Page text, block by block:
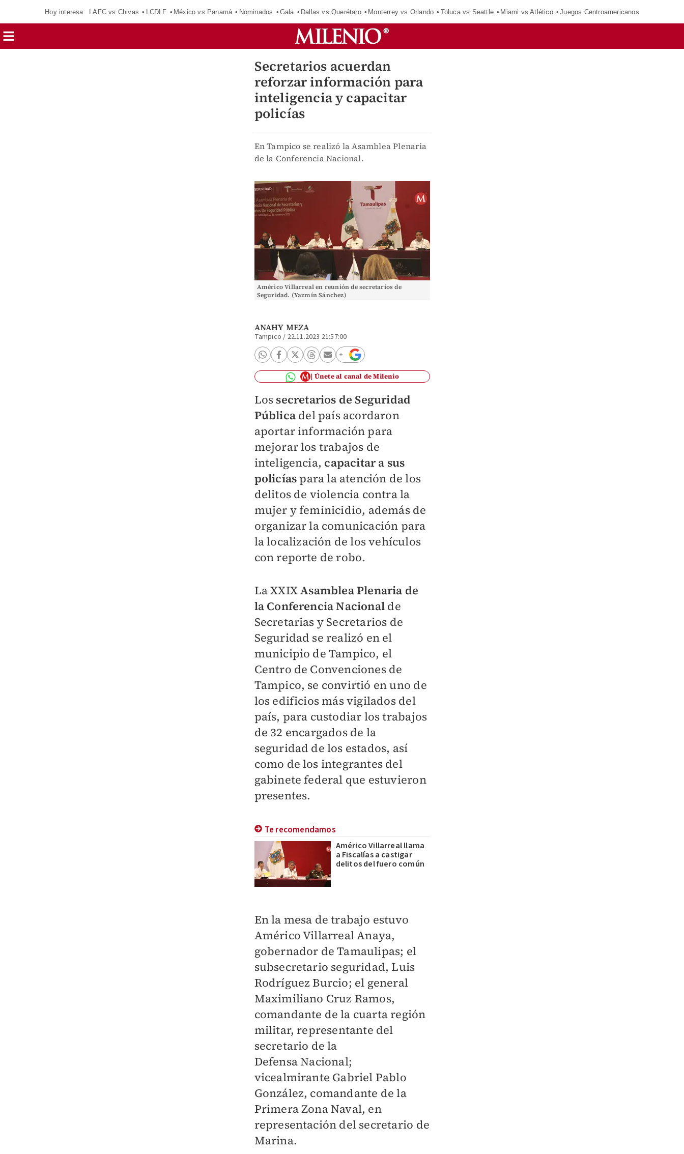
Hoy interesa: LAFC vs Chivas LCDLF México vs Panamá Nominados Gala Dallas vs Querétaro Monterrey vs Orlando Toluca vs Seattle Miami vs Atlético Juegos Centroamericanos
Secretarios acuerdan
reforzar información para
inteligencia y capacitar
policías
En Tampico se realizó la Asamblea Plenaria
de la Conferencia Nacional.
Américo Villarreal en reunión de secretarios de
Seguridad. (Yazmín Sánchez)
ANAHY MEZA
Tampico / 22.11.2023 21:57:00
Únete al canal de Milenio
Los secretarios de Seguridad
Públicadel país acordaron
aportar información para
mejorar los trabajos de
inteligencia, capacitar a sus
policías para la atención de los
delitos de violencia contra la
mujer y feminicidio, además de
organizar la comunicación para
lalocalización de los vehículos
con reporte de robo.
La XXIXAsamblea Plenaria de
la Conferencia Nacional de
Secretarias y Secretarios de
Seguridad se realizó en el
municipio de Tampico, el
Centro de Convenciones de
Tampico, se convirtió en uno de
los edificios más vigilados del
país, para custodiar los trabajos
de 32 encargados de la
seguridad de los estados, así
como de los integrantes del
gabinete federal que estuvieron
presentes.
Te recomendamos
Américo Villarreal llama
a Fiscalías a castigar
delitos del fuero común
En la mesa de trabajo estuvo
Américo Villarreal Anaya,
gobernador de Tamaulipas; el
subsecretario seguridad, Luis
Rodríguez Burcio; el general
Maximiliano Cruz Ramos,
comandante de la cuarta región
militar, representante del
secretario de la
DefensaNacional;
vicealmirante Gabriel Pablo
González, comandante de la
Primera Zona Naval, en
representación del secretario de
Marina.